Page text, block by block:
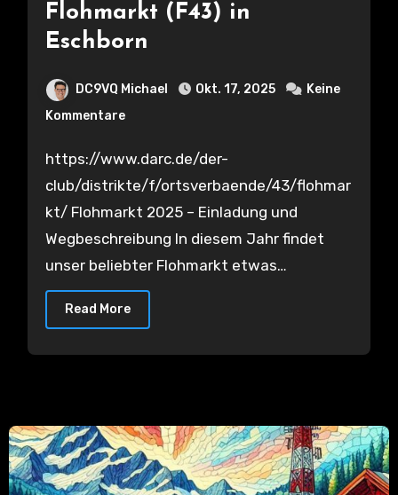
Flohmarkt (F43) in
Eschborn
DC9VQ Michael Okt. 17, 2025
Keine
Kommentare
https://www.darc.de/der-
club/distrikte/f/ortsverbaende/43/flohmar
kt/ Flohmarkt 2025 – Einladung und
Wegbeschreibung In diesem Jahr findet
unser beliebter Flohmarkt etwas…
Read More